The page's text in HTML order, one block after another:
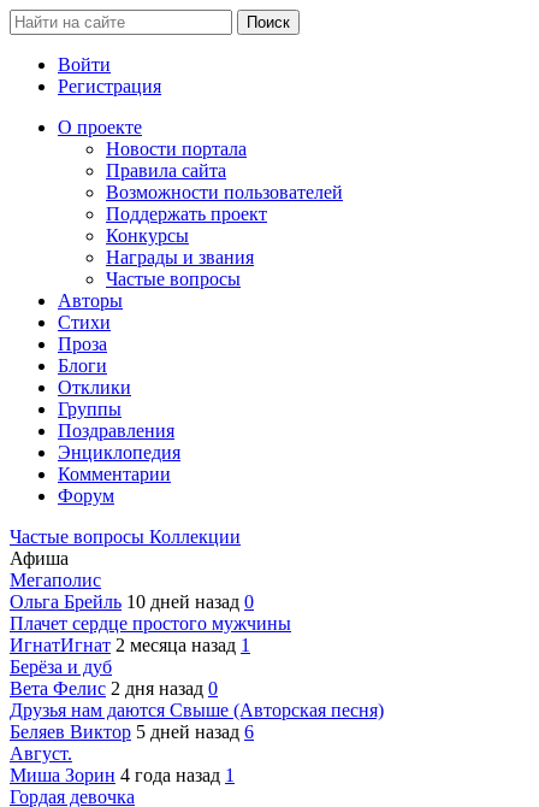
Войти
Регистрация
О проекте
Новости портала
Правила сайта
Возможности пользователей
Поддержать проект
Конкурсы
Награды и звания
Частые вопросы
Авторы
Стихи
Проза
Блоги
Отклики
Группы
Поздравления
Энциклопедия
Комментарии
Форум
Частые вопросы Коллекции
Афиша
Мегаполис
Ольга Брейль 10 дней назад 0
Плачет сердце простого мужчины
ИгнатИгнат 2 месяца назад 1
Берёза и дуб
Вета Фелис 2 дня назад 0
Друзья нам даются Свыше (Авторская песня)
Беляев Виктор 5 дней назад 6
Август.
Миша Зорин 4 года назад 1
Гордая девочка